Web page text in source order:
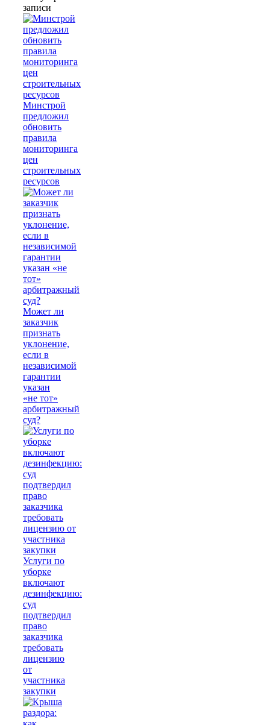
записи
Минстрой
предложил
обновить
правила
мониторинга
цен
строительных
ресурсов
Может ли
заказчик
признать
уклонение,
если в
независимой
гарантии
указан
«не тот»
арбитражный
суд?
Услуги по
уборке
включают
дезинфекцию:
суд
подтвердил
право
заказчика
требовать
лицензию
от
участника
закупки